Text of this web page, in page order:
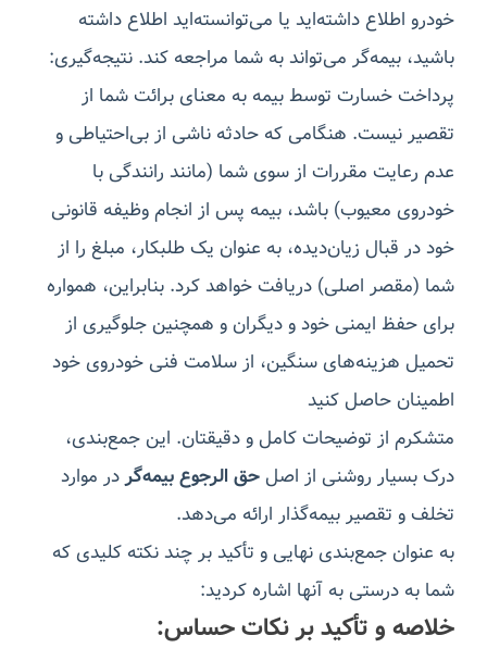
خودرو اطلاع داشته‌اید یا می‌توانسته‌اید اطلاع داشته
باشید، بیمه‌گر می‌تواند به شما مراجعه کند. نتیجه‌گیری:
پرداخت خسارت توسط بیمه به معنای برائت شما از
تقصیر نیست. هنگامی که حادثه ناشی از بی‌احتیاطی و
عدم رعایت مقررات از سوی شما (مانند رانندگی با
خودروی معیوب) باشد، بیمه پس از انجام وظیفه قانونی
خود در قبال زیان‌دیده، به عنوان یک طلبکار، مبلغ را از
شما (مقصر اصلی) دریافت خواهد کرد. بنابراین، همواره
برای حفظ ایمنی خود و دیگران و همچنین جلوگیری از
تحمیل هزینه‌های سنگین، از سلامت فنی خودروی خود
اطمینان حاصل کنید
متشکرم از توضیحات کامل و دقیقتان. این جمع‌بندی،
درک بسیار روشنی از اصل حق الرجوع بیمه‌گردر موارد
تخلف و تقصیر بیمه‌گذار ارائه می‌دهد.
به عنوان جمع‌بندی نهایی و تأکید بر چند نکته کلیدی که
شما به درستی به آنها اشاره کردید:
خلاصه و تأکید بر نکات حساس: